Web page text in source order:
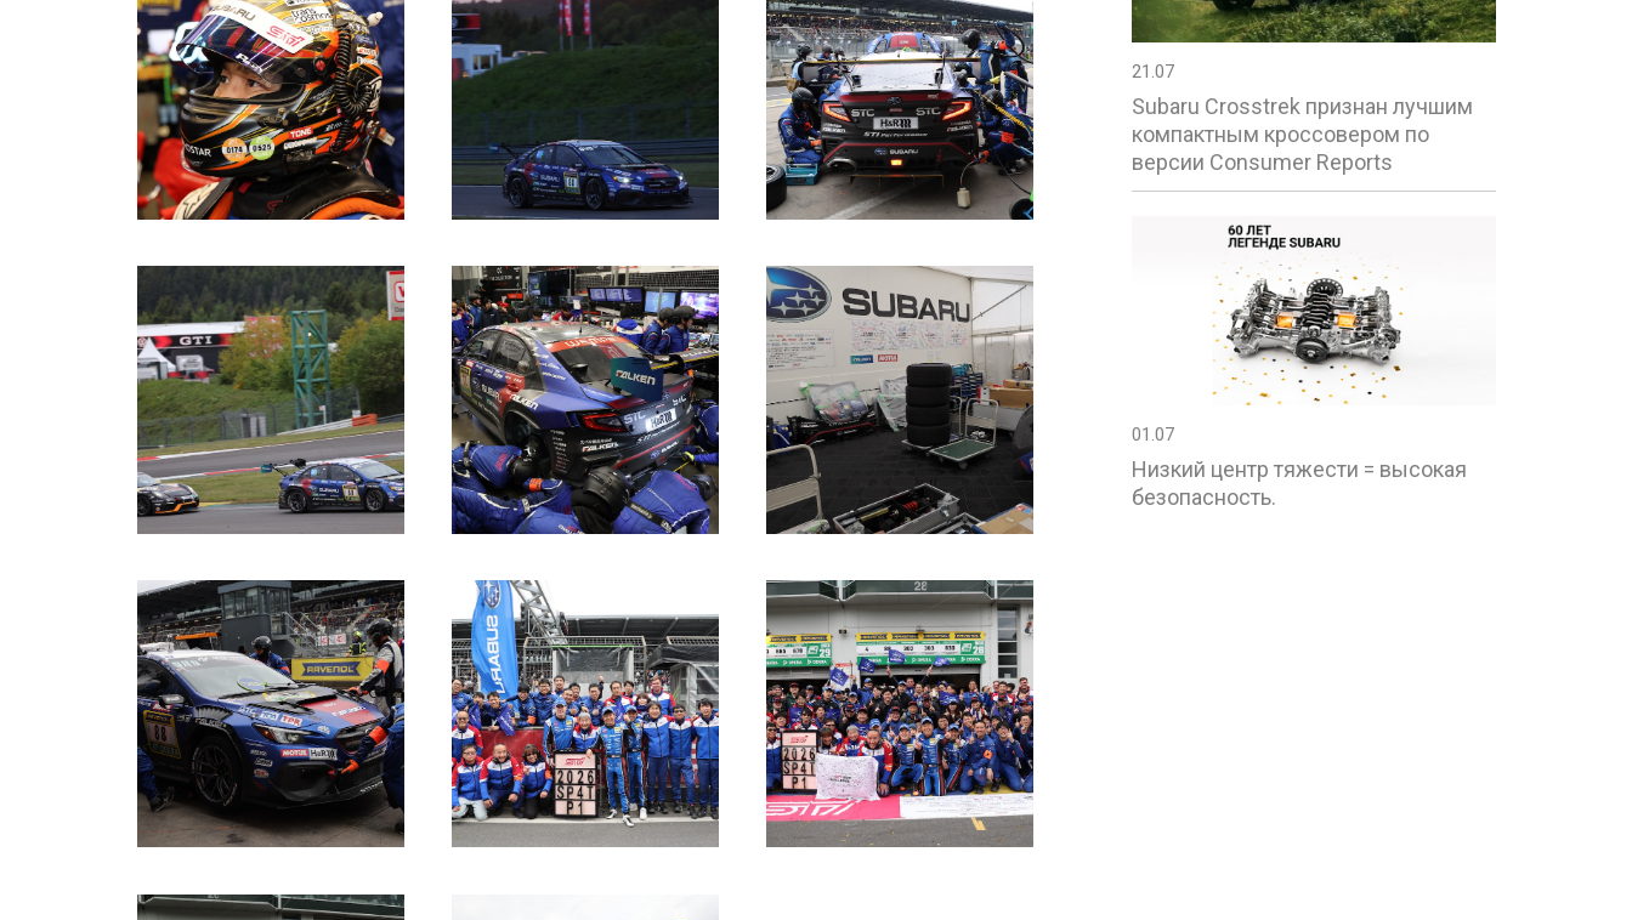
21.07
Subaru Crosstrek признан лучшим
компактным кроссовером по
версии Consumer Reports
01.07
Низкий центр тяжести = высокая
безопасность.